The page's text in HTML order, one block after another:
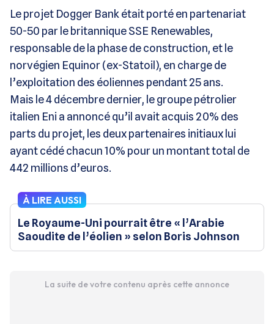
Le projet Dogger Bank était porté en partenariat
50-50 par le britannique SSE Renewables,
responsable de la phase de construction, et le
norvégien Equinor (ex-Statoil), en charge de
l’exploitation des éoliennes pendant 25 ans.
Mais le 4 décembre dernier, le groupe pétrolier
italien Eni a annoncé qu’il avait acquis 20% des
parts du projet, les deux partenaires initiaux lui
ayant cédé chacun 10% pour un montant total de
442 millions d’euros.
À LIRE AUSSI
Le Royaume-Uni pourrait être « l’Arabie
Saoudite de l’éolien » selon Boris Johnson
La suite de votre contenu après cette annonce